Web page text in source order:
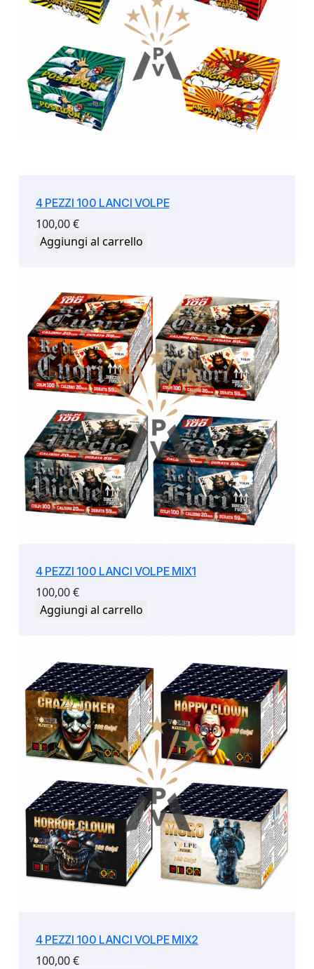
4 PEZZI 100 LANCI VOLPE
100,00€
Aggiungi al carrello
4 PEZZI 100 LANCI VOLPE MIX1
100,00€
Aggiungi al carrello
4 PEZZI 100 LANCI VOLPE MIX2
100,00€